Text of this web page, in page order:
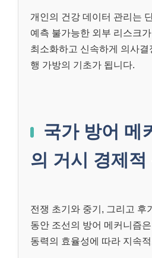
개인의 건강 데이터 관리는
예측 불가능한 외부 리스크
최소화하고 신속하게 의사결
행 가방의 기초가 됩니다.
국가 방어 메
의 거시 경제적
전쟁 초기와 중기, 그리고 후
동안 조선의 방어 메커니즘
동력의 효율성에 따라 지속